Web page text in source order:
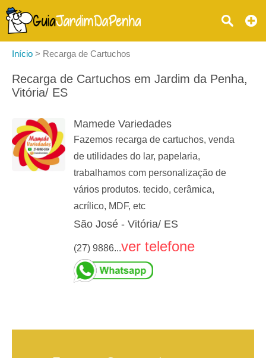
Início > Recarga de Cartuchos
Recarga de Cartuchos em Jardim da Penha,
Vitória/ ES
Mamede Variedades
Fazemos recarga de cartuchos, venda
de utilidades do lar, papelaria,
trabalhamos com personalização de
vários produtos. tecido, cerâmica,
acrílico, MDF, etc
São José - Vitória/ ES
(27) 9886...ver telefone